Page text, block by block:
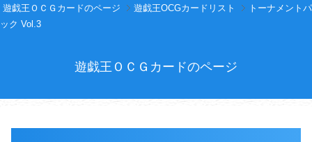
遊戯王ＯＣＧカードのページ 遊戯王OCGカードリスト
トーナメントパ
ック Vol.3
遊戯王ＯＣＧカードのページ